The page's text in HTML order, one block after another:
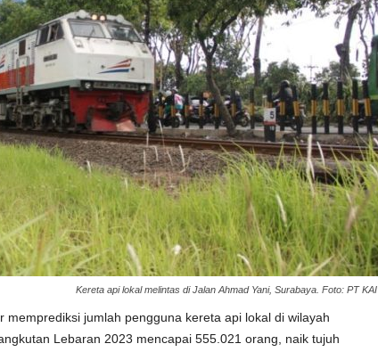
Kereta api lokal melintas di Jalan Ahmad Yani, Surabaya. Foto: PT KAI
memprediksi jumlah pengguna kereta api lokal di wilayah
Lebaran 2023 mencapai 555.021 orang, naik tujuh